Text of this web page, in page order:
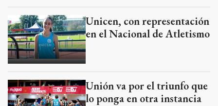
Unicen, con representación
en el Nacional de Atletismo
Unión va por el triunfo que
lo ponga en otra instancia